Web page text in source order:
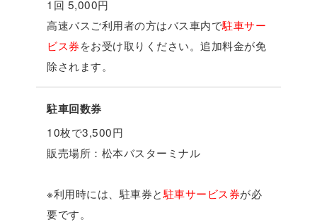
1回 5,000円
高速バスご利用者の方はバス車内で駐車サー
ビス券をお受け取りください。追加料金が免
除されます。
駐車回数券
10枚で3,500円
販売場所：松本バスターミナル
※利用時には、駐車券と駐車サービス券が必
要です。